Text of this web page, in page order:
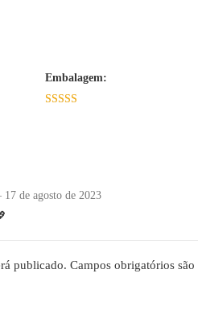
Embalagem:
17 de agosto de 2023
publicado. Campos obrigatórios são